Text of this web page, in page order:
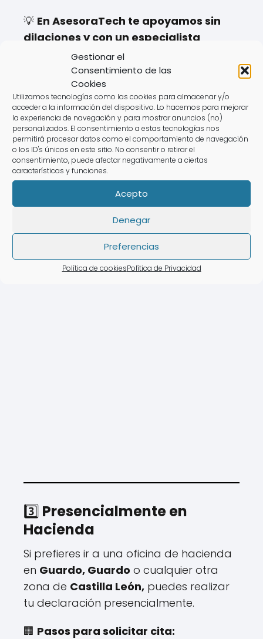
Gestionar el
Consentimiento de las
Cookies
Utilizamos tecnologías como las cookies para almacenar y/o
acceder a la información del dispositivo. Lo hacemos para mejorar
la experiencia de navegación y para mostrar anuncios (no)
personalizados. El consentimiento a estas tecnologías nos
permitirá procesar datos como el comportamiento de navegación
o los ID's únicos en este sitio. No consentir o retirar el
consentimiento, puede afectar negativamente a ciertas
características y funciones.
Acepto
Denegar
Preferencias
Política de cookiesPolítica de Privacidad
💡 En AsesoraTech te apoyamos sin
dilaciones y con un especialista
exclusivo. Agenda una solicitud de
llamada para presentar la declaración
de la renta:
3️⃣ Presencialmente en
Hacienda
Si prefieres ir a una oficina de hacienda
en Guardo, Guardo o cualquier otra
zona de Castilla León, puedes realizar
tu declaración presencialmente.
🏢 Pasos para solicitar cita: